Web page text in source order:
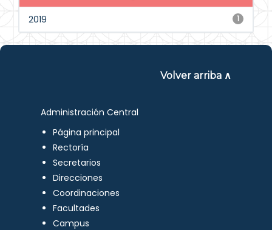
1
2019
Volver arriba ∧
Administración Central
Página principal
Rectoría
Secretarios
Direcciones
Coordinaciones
Facultades
Campus